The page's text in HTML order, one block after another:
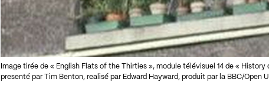
Image tirée de « English Flats of the Thirties », module télévisuel 14 de « History
presenté par Tim Benton, realisé par Edward Hayward, produit par la BBC/Open